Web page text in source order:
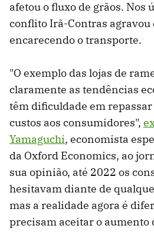
afetou o fluxo de grãos. Nos
conflito Irã-Contras agravou
encarecendo o transporte.
"O exemplo das lojas de
claramente as tendências
têm dificuldade em
custos aos consumidores",
Yamaguchi, economista
da Oxford Economics, ao
sua opinião, até 2022 os
hesitavam diante de
mas a realidade agora é
precisam aceitar o aumento